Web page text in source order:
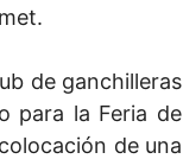
de ganchilleras
para la Feria de
de una